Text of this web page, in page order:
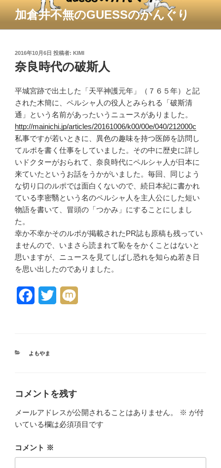
テ
加倉井不無のGUESSのかんぐり
投
稿
日:
2016年10月6日 投稿者: KIMI
奈良時代の破斯人
平城宮跡で出土した「天平神護元年」（７６５年）と記
された木簡に、ペルシャ人の役人とみられる「破斯清
通」という名前があったいうニュースがありました。
http://mainichi.jp/articles/20161006/k00/00e/040/212000c
私事ですが若いときに、異色の趣味を持つ医師を訪問し
てルポを書く仕事をしていました。その中に歴史に詳し
いドクターがおられて、奈良時代にペルシャ人が日本に
来ていたというお話をうかがいました。毎回、同じよう
な切り口のルポでは面白くないので、続日本紀に書かれ
ている李密翳という名のペルシャ人を主人公にした短い
物語を書いて、冒頭の「つかみ」にすることにしまし
た。
幸か不幸かそのルポが掲載されたPR誌も原稿も残ってい
ませんので、いまさら読まれて恥ををかくことはないと
思いますが、ニュースを見てしばし恐れを知らぬ若き日
を思い出したのでありました。
カ
よもやま
コメントを残す
メールアドレスが公開されることはありません。 ※ が付
いている欄は必須項目です
コメント ※